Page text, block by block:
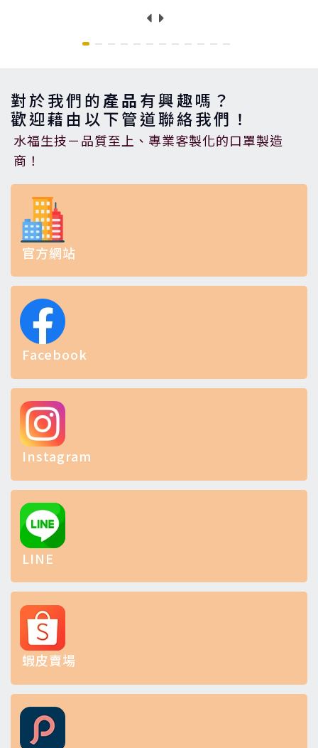
對於我們的產品有興趣嗎？
歡迎藉由以下管道聯絡我們！
水福生技－品質至上、專業客製化的口罩製造
商！
官方網站
Facebook
Instagram
LINE
蝦皮賣場